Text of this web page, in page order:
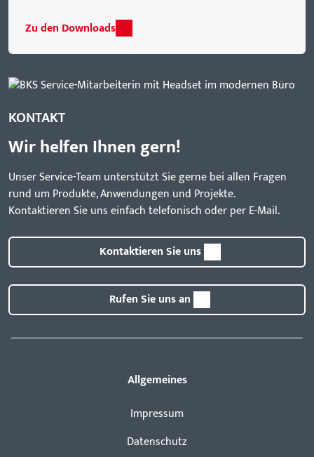
Zu den Downloads
KONTAKT
Wir helfen Ihnen gern!
Unser Service-Team unterstützt Sie gerne bei allen Fragen
rund um Produkte, Anwendungen und Projekte.
Kontaktieren Sie uns einfach telefonisch oder per E-Mail.
Kontaktieren Sie uns
Rufen Sie uns an
Allgemeines
Impressum
Datenschutz